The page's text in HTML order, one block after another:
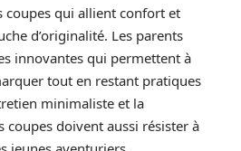
coupes qui allient confort et
d’originalité. Les parents
innovantes qui permettent à
tout en restant pratiques
minimaliste et la
doivent aussi résister à